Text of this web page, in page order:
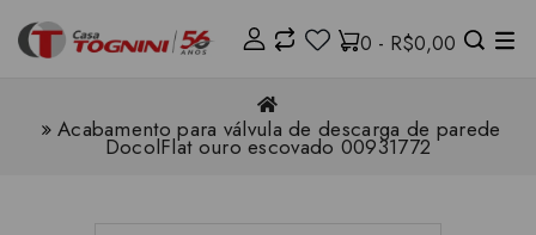
0 - R$0,00
Acabamento para válvula de descarga de parede
DocolFlat ouro escovado 00931772